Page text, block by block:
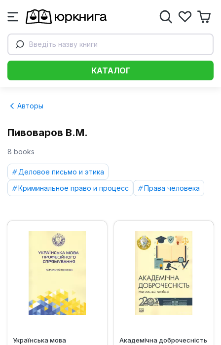
Введіть назву книги
КАТАЛОГ
Авторы
Пивоваров В.М.
8 books
Деловое письмо и этика
Криминальное право и процесс
Права человека
Українська мова
Академічна доброчесність